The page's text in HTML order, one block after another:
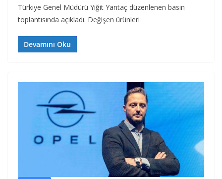
Türkiye Genel Müdürü Yiğit Yantaç düzenlenen basın
toplantısında açıkladı. Değişen ürünleri
Devamını Oku